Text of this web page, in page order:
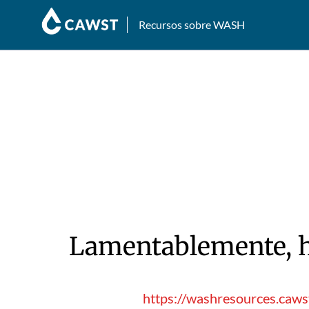
Recursos sobre WASH
Lamentablemente,
https://